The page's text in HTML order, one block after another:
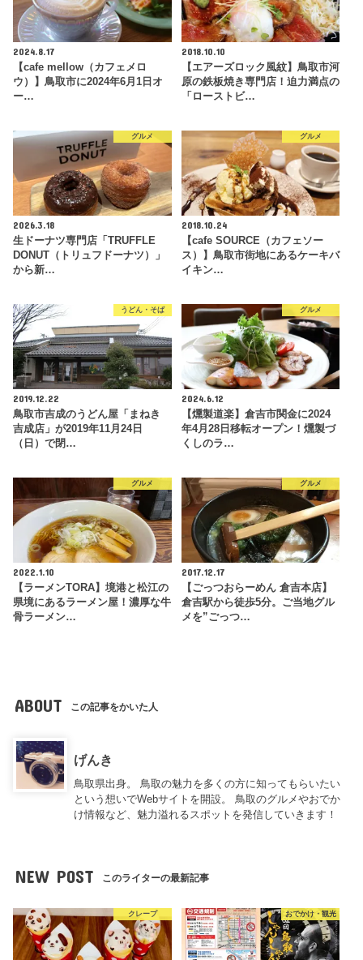
2024.8.17
【cafe mellow（カフェメロ
ウ）】鳥取市に2024年6月1日オ
ー…
2018.10.10
【エアーズロック風紋】鳥取市河
原の鉄板焼き専門店！迫力満点の
「ローストビ…
グルメ
2026.3.18
生ドーナツ専門店「TRUFFLE
DONUT（トリュフドーナツ）」
から新…
グルメ
2018.10.24
【cafe SOURCE（カフェソー
ス）】鳥取市街地にあるケーキバ
イキン…
うどん・そば
2019.12.22
鳥取市吉成のうどん屋「まねき
吉成店」が2019年11月24日
（日）で閉…
グルメ
2024.6.12
【燻製道楽】倉吉市関金に2024
年4月28日移転オープン！燻製づ
くしのラ…
グルメ
2022.1.10
【ラーメンTORA】境港と松江の
県境にあるラーメン屋！濃厚な牛
骨ラーメン…
グルメ
2017.12.17
【ごっつおらーめん 倉吉本店】
倉吉駅から徒歩5分。ご当地グル
メを”ごっつ…
ABOUT この記事をかいた人
げんき
鳥取県出身。 鳥取の魅力を多くの方に知ってもらいたい
という想いでWebサイトを開設。 鳥取のグルメやおでか
け情報など、魅力溢れるスポットを発信していきます！
NEW POST このライターの最新記事
クレープ おでかけ・観光